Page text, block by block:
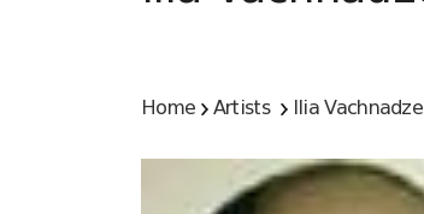
Home Artists Ilia Vachnadze